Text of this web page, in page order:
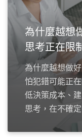
為什麼越想
思考正在限
為什麼越想做
怕犯錯可能正
低決策成本、
思考，在不確